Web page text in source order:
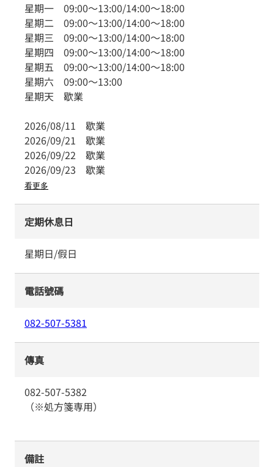
星期一 09:00～13:00/14:00～18:00
星期二 09:00～13:00/14:00～18:00
星期三 09:00～13:00/14:00～18:00
星期四 09:00～13:00/14:00～18:00
星期五 09:00～13:00/14:00～18:00
星期六 09:00～13:00
星期天 歇業
2026/08/11 歇業
2026/09/21 歇業
2026/09/22 歇業
2026/09/23 歇業
看更多
定期休息日
星期日/假日
電話號碼
082-507-5381
傳真
082-507-5382
（※処方箋専用）
備註